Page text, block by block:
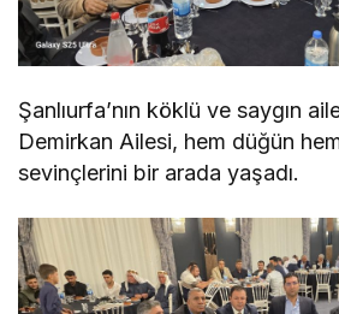
Şanlıurfa’nın köklü ve saygın
Demirkan Ailesi, hem düğün
sevinçlerini bir arada yaşadı.